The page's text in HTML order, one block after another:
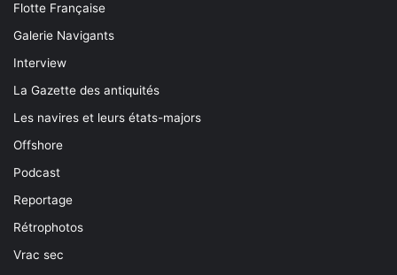
Flotte Française
Galerie Navigants
Interview
La Gazette des antiquités
Les navires et leurs états-majors
Offshore
Podcast
Reportage
Rétrophotos
Vrac sec